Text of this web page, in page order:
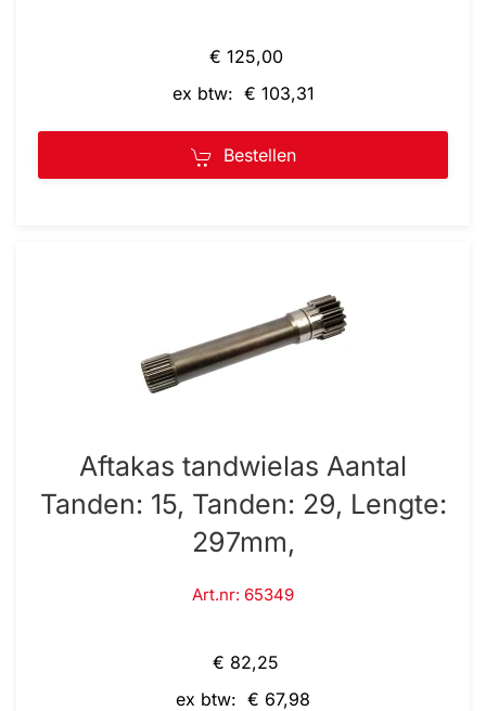
€ 125,00
ex btw: € 103,31
Bestellen
Aftakas tandwielas Aantal
Tanden: 15, Tanden: 29, Lengte:
297mm,
Art.nr: 65349
€ 82,25
ex btw: € 67,98